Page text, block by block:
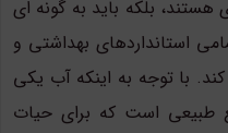
بلکه باید به گونه ای
استانداردهای بهداشتی و
با توجه به اینکه آب یکی
طبیعی است که برای حیات